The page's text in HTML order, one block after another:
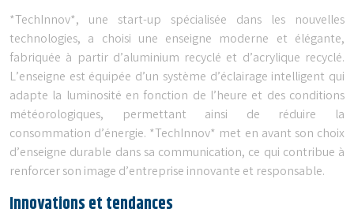
*TechInnov*, une start-up spécialisée dans les nouvelles
technologies, a choisi une enseigne moderne et élégante,
fabriquée à partir d’aluminium recyclé et d’acrylique recyclé.
L’enseigne est équipée d’un système d’éclairage intelligent qui
adapte la luminosité en fonction de l’heure et des conditions
météorologiques, permettant ainsi de réduire la
consommation d’énergie. *TechInnov* met en avant son choix
d’enseigne durable dans sa communication, ce qui contribue à
renforcer son image d’entreprise innovante et responsable.
Innovations et tendances